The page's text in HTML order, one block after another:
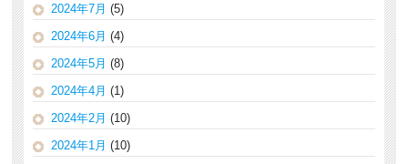
2024年7月 (5)
2024年6月 (4)
2024年5月 (8)
2024年4月 (1)
2024年2月 (10)
2024年1月 (10)